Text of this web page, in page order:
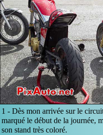
1 -Dès mon arrivée sur le
marqué le début de la journée,
son stand très coloré.